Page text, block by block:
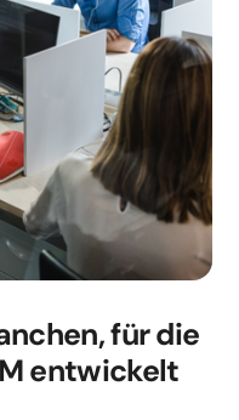
für die
entwickelt